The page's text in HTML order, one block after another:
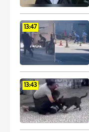
13:47
13:43